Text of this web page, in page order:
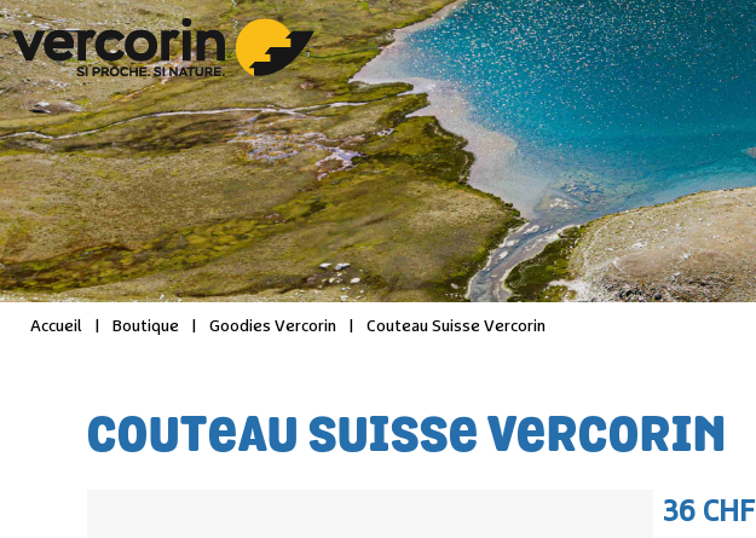
Accueil Boutique Goodies Vercorin Couteau Suisse Vercorin
COUTEAU SUISSE VERCORIN
36 CHF